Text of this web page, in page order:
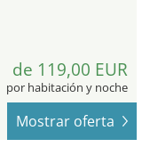
de 119,00 EUR
por habitación y noche
Mostrar oferta